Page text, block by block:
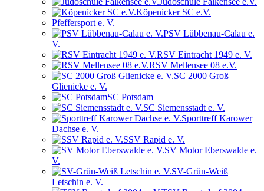
Köpenicker SC e.V.
Pfeffersport e. V.
PSV Lübbenau-Calau e.
V.
RSV Eintracht 1949 e. V.
RSV Mellensee 08 e.V.
SC 2000 Groß
Glienicke e. V.
SC Potsdam
SC Siemensstadt e. V.
Sporttreff Karower
Dachse e. V.
SSV Rapid e. V.
SV Motor Eberswalde e.
V.
SV-Grün-Weiß
Letschin e. V.